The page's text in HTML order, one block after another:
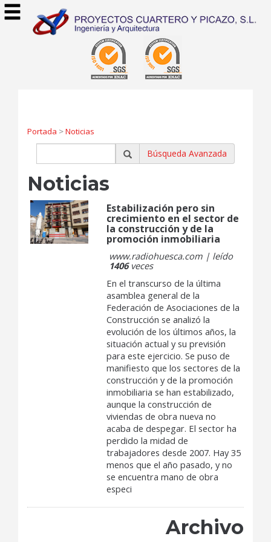
Portada >Noticias
Búsqueda Avanzada
Noticias
Estabilización pero sin
crecimiento en el sector de
la construcción y de la
promoción inmobiliaria
www.radiohuesca.com | leído
1406veces
En el transcurso de la última
asamblea general de la
Federación de Asociaciones de la
Construcción se analizó la
evolución de los últimos años, la
situación actual y su previsión
para este ejercicio. Se puso de
manifiesto que los sectores de la
construcción y de la promoción
inmobiliaria se han estabilizado,
aunque la construcción de
viviendas de obra nueva no
acaba de despegar. El sector ha
perdido la midad de
trabajadores desde 2007. Hay 35
menos que el año pasado, y no
se encuentra mano de obra
especi
Archivo